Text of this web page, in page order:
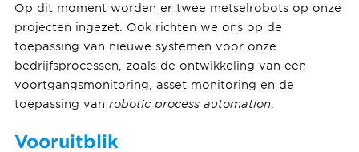
Op dit moment worden er twee metselrobots op onze
projecten ingezet. Ook richten we ons op de
toepassing van nieuwe systemen voor onze
bedrijfsprocessen, zoals de ontwikkeling van een
voortgangsmonitoring, asset monitoring en de
toepassing van robotic process automation
Vooruitblik